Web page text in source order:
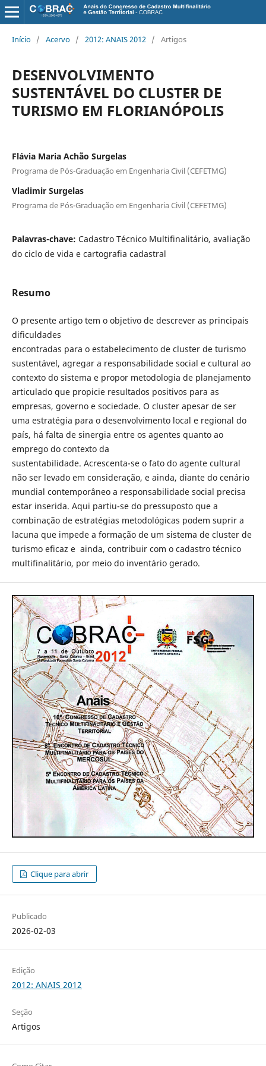
Início / Acervo / 2012: ANAIS 2012 / Artigos
DESENVOLVIMENTO
SUSTENTÁVEL DO CLUSTER DE
TURISMO EM FLORIANÓPOLIS
Flávia Maria Achão Surgelas
Programa de Pós-Graduação em Engenharia Civil (CEFETMG)
Vladimir Surgelas
Programa de Pós-Graduação em Engenharia Civil (CEFETMG)
Palavras-chave: Cadastro Técnico Multifinalitário, avaliação
do ciclo de vida e cartografia cadastral
Resumo
O presente artigo tem o objetivo de descrever as principais
dificuldades
encontradas para o estabelecimento de cluster de turismo
sustentável, agregar a responsabilidade social e cultural ao
contexto do sistema e propor metodologia de planejamento
articulado que propicie resultados positivos para as
empresas, governo e sociedade. O cluster apesar de ser
uma estratégia para o desenvolvimento local e regional do
país, há falta de sinergia entre os agentes quanto ao
emprego do contexto da
sustentabilidade. Acrescenta-se o fato do agente cultural
não ser levado em consideração, e ainda, diante do cenário
mundial contemporâneo a responsabilidade social precisa
estar inserida. Aqui partiu-se do pressuposto que a
combinação de estratégias metodológicas podem suprir a
lacuna que impede a formação de um sistema de cluster de
turismo eficaz e ainda, contribuir com o cadastro técnico
multifinalitário, por meio do inventário gerado.
Clique para abrir
Publicado
2026-02-03
Edição
2012: ANAIS 2012
Seção
Artigos